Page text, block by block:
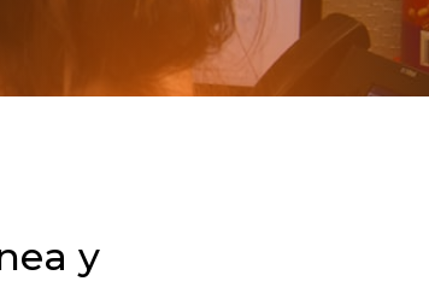
y